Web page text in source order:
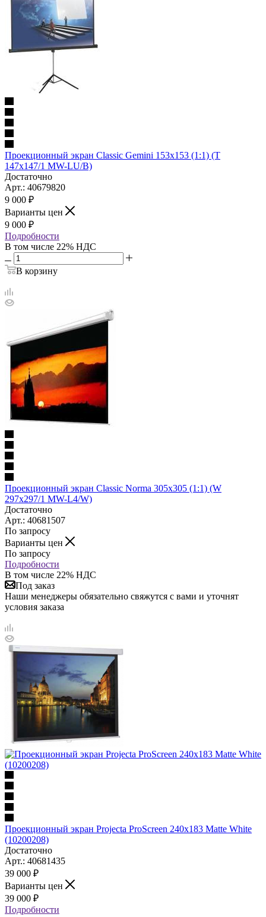
Проекционный экран Classic Gemini 153x153 (1:1) (T
147x147/1 MW-LU/B)
Достаточно
Арт.: 40679820
9 000 ₽
Варианты цен
9 000 ₽
Подробности
В том числе 22% НДС
В корзину
Проекционный экран Classic Norma 305x305 (1:1) (W
297x297/1 MW-L4/W)
Достаточно
Арт.: 40681507
По запросу
Варианты цен
По запросу
Подробности
В том числе 22% НДС
Под заказ
Наши менеджеры обязательно свяжутся с вами и уточнят
условия заказа
Проекционный экран Projecta ProScreen 240x183 Matte White
(10200208)
Достаточно
Арт.: 40681435
39 000 ₽
Варианты цен
39 000 ₽
Подробности